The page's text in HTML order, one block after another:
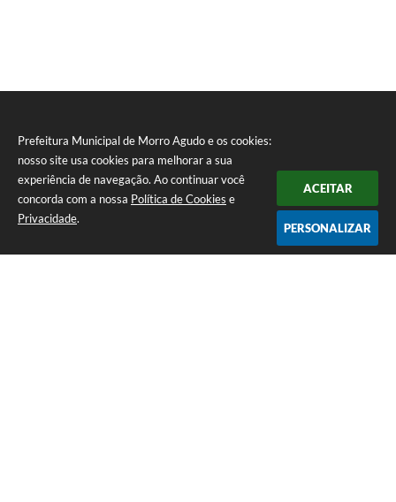
Prefeitura Municipal de Morro Agudo e os cookies:
nosso site usa cookies para melhorar a sua
experiência de navegação. Ao continuar você
concorda com a nossa Política de Cookies e
Privacidade.
ACEITAR
PERSONALIZAR